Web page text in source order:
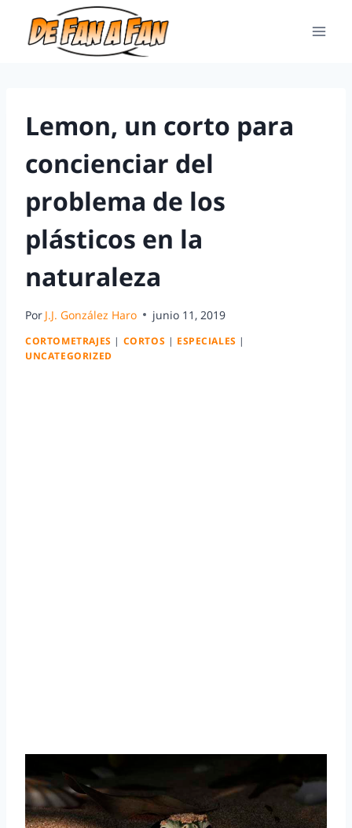
Lemon, un corto para
concienciar del
problema de los
plásticos en la
naturaleza
Por J.J. González Haro junio 11, 2019
CORTOMETRAJES | CORTOS | ESPECIALES |
UNCATEGORIZED